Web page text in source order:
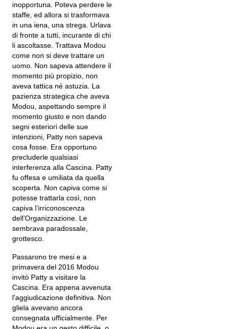
inopportuna. Poteva perdere le
staffe, ed allora si trasformava
in una iena, una strega. Urlava
di fronte a tutti, incurante di chi
li ascoltasse. Trattava Modou
come non si deve trattare un
uomo. Non sapeva attendere il
momento più propizio, non
aveva tattica né astuzia. La
pazienza strategica che aveva
Modou, aspettando sempre il
momento giusto e non dando
segni esteriori delle sue
intenzioni, Patty non sapeva
cosa fosse. Era opportuno
precluderle qualsiasi
interferenza alla Cascina. Patty
fu offesa e umiliata da quella
scoperta. Non capiva come si
potesse trattarla così, non
capiva l’irriconoscenza
dell’Organizzazione. Le
sembrava paradossale,
grottesco.
Passarono tre mesi e a
primavera del 2016 Modou
invitò Patty a visitare la
Cascina. Era appena avvenuta
l'aggiudicazione definitiva. Non
gliela avevano ancora
consegnata ufficialmente. Per